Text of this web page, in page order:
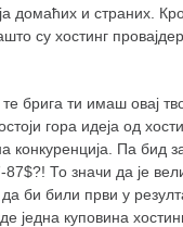
домаћих и страних.
су хостинг
брига ти имаш овај
гора идеја од
конкуренција. Па бид
То значи да је
би били први у
једна куповина